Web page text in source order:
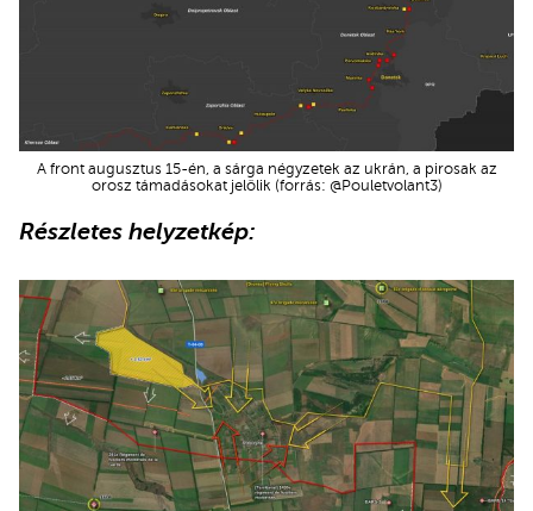
A front augusztus 15-én, a sárga négyzetek az ukrán, a pirosak az
orosz támadásokat jelölik (forrás: @Pouletvolant3)
Részletes helyzetkép: